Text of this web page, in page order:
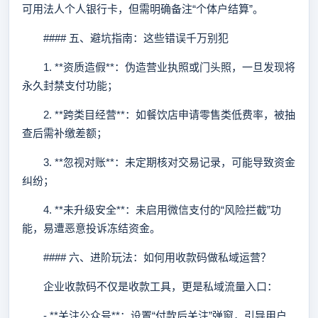
可用法人个人银行卡，但需明确备注“个体户结算”。
#### 五、避坑指南：这些错误千万别犯
1. **资质造假**：伪造营业执照或门头照，一旦发现将
永久封禁支付功能；
2. **跨类目经营**：如餐饮店申请零售类低费率，被抽
查后需补缴差额；
3. **忽视对账**：未定期核对交易记录，可能导致资金
纠纷；
4. **未升级安全**：未启用微信支付的“风险拦截”功
能，易遭恶意投诉冻结资金。
#### 六、进阶玩法：如何用收款码做私域运营？
企业收款码不仅是收款工具，更是私域流量入口：
- **关注公众号**：设置“付款后关注”弹窗，引导用户